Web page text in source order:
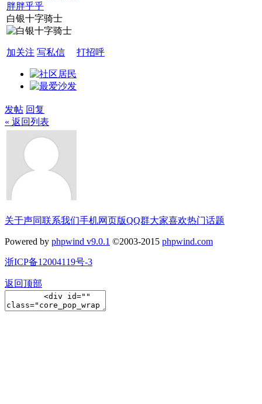
胖胖乎乎
白银十字骑士
加关注 写私信 打招呼
发帖 回复
« 返回列表
关于声同联系我们手机网页版QQ群大家喜欢热门话题
Powered by phpwind v9.0.1 ©2003-2015 phpwind.com
浙ICP备12004119号-3
返回顶部